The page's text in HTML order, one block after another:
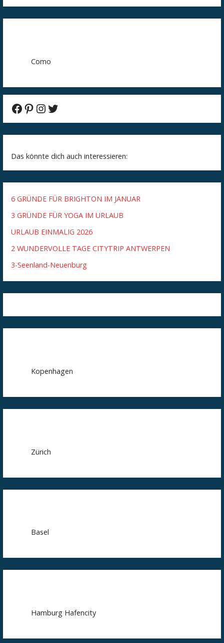
Como
Facebook
Pinterest
Instagram
Twitter
Das könnte dich auch interessieren:
6 GRÜNDE FÜR BRIGHTON IM JANUAR
3 GRÜNDE FÜR YOGA IM URLAUB
URLAUB EINMALIG 2026
2 WUNDERVOLLE TAGE CITYTRIP ANTWERPEN
3-Seenland-Neuenburg
Kopenhagen
Zürich
Basel
Hamburg Hafencity